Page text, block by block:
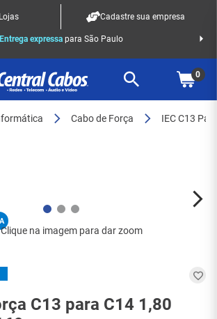
Cadastre sua empresa
Entrega expressa para São Paulo
0
Cabo de Força IEC C13
C13 para C14 1,80